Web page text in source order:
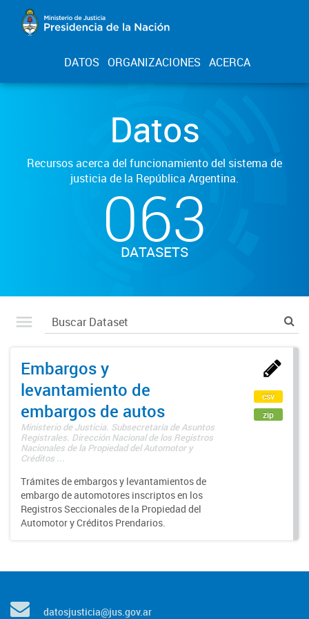
DATOS ORGANIZACIONES ACERCA
Datos
Recursos acerca del funcionamiento del sistema de
justicia de la República Argentina.
063
DATASETS
Embargos y
levantamiento de
embargos de autos
Ministerio de Justicia. Subsecretaría de Asuntos
Registrales. Dirección Nacional de los Registros
Nacionales de la Propiedad del Automotor y
Créditos ...
Trámites de embargos y levantamientos de
embargo de automotores inscriptos en los
Registros Seccionales de la Propiedad del
Automotor y Créditos Prendarios.
csv
zip
datosjusticia@jus.gov.ar